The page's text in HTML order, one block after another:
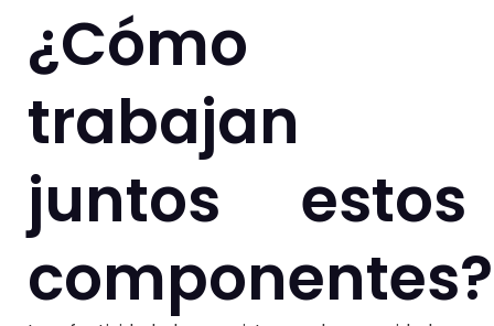
¿Cómo
trabajan
juntos estos
componentes?